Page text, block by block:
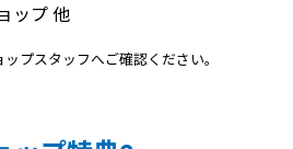
ップ 他
プスタッフへご確認ください。